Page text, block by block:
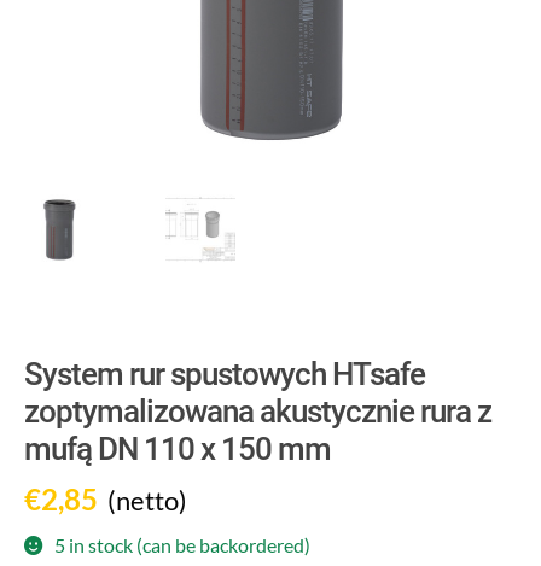
System rur spustowych HTsafe
zoptymalizowana akustycznie rura z
mufą DN 110 x 150 mm
€2,85 (netto)
5 in stock (can be backordered)